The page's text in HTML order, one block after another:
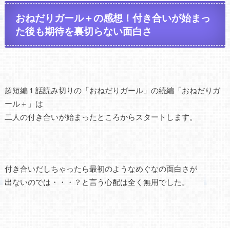
おねだりガール＋の感想！付き合いが始まっ
た後も期待を裏切らない面白さ
超短編１話読み切りの「おねだりガール」の続編「おねだりガ
ール＋」は
二人の付き合いが始まったところからスタートします。
付き合いだしちゃったら最初のようなめぐなの面白さが
出ないのでは・・・？と言う心配は全く無用でした。